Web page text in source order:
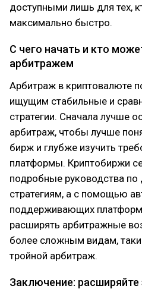
доступными лишь для тех,
максимально быстро.
С чего начать и кто
арбитражем
Арбитраж в криптовалюте
ищущим стабильные и
стратегии. Сначала лучше
арбитраж, чтобы лучше
бирж и глубже изучить
платформы. Криптобиржи
подробные руководства
стратегиям, а с помощью
поддерживающих
расширять арбитражные
более сложным видам,
тройной арбитраж.
Заключение: